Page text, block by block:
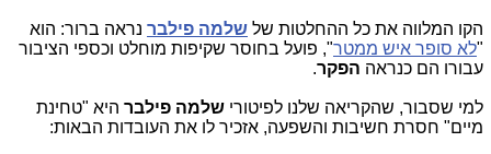
הקו המלווה את כל ההחלטות של שלמה פילבר נראה ברור: הוא
"לא סופר איש ממטר", פועל בחוסר שקיפות מוחלט וכספי הציבור
עבורו הם כנראה הפקר.
למי שסבור, שהקריאה שלנו לפיטורי שלמה פילבר היא "טחינת
מיים" חסרת חשיבות והשפעה, אזכיר לו את העובדות הבאות: